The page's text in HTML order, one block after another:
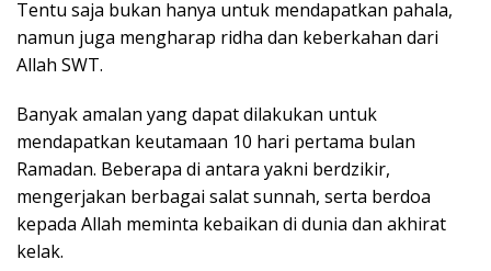
Tentu saja bukan hanya untuk mendapatkan pahala,
namun juga mengharap ridha dan keberkahan dari
Allah SWT.
Banyak amalan yang dapat dilakukan untuk
mendapatkan keutamaan 10 hari pertama bulan
Ramadan. Beberapa di antara yakni berdzikir,
mengerjakan berbagai salat sunnah, serta berdoa
kepada Allah meminta kebaikan di dunia dan akhirat
kelak.